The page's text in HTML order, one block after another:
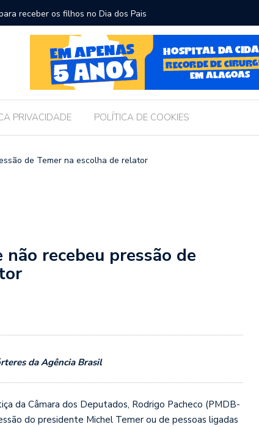
receber os filhos no Dia dos Pais
PRIVACIDADE POLÍTICA DE COOKIES
de Temer na escolha de relator
não recebeu pressão de
da Agência Brasil
da Câmara dos Deputados, Rodrigo Pacheco (PMDB-
do presidente Michel Temer ou de pessoas ligadas